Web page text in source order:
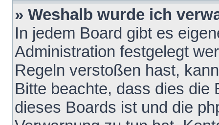
» Weshalb wurde ich
In jedem Board gibt es
Administration festgelegt
Regeln verstoßen hast,
Bitte beachte, dass dies die
dieses Boards ist und die